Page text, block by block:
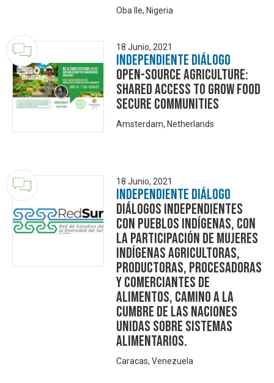
Oba Ile, Nigeria
18 Junio, 2021
Independiente Diálogo
OPEN-SOURCE AGRICULTURE:
Shared Access to Grow Food
Secure Communities
Amsterdam, Netherlands
18 Junio, 2021
Independiente Diálogo
Diálogos independientes
con pueblos indígenas, con
la participación de mujeres
indígenas agricultoras,
productoras, procesadoras
y comerciantes de
alimentos, camino a la
Cumbre de las Naciones
Unidas sobre Sistemas
Alimentarios.
Caracas, Venezuela